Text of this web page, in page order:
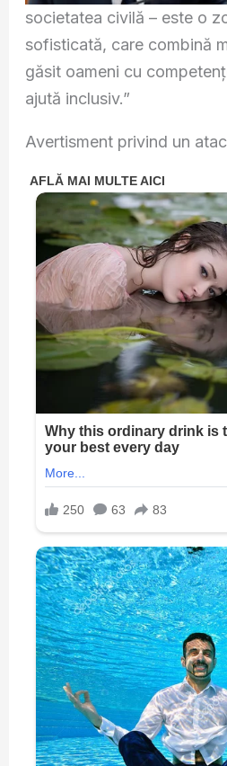
societatea civilă – este o
sofisticată, care combină
găsit oameni cu
ajută inclusiv.”
Avertisment privind un